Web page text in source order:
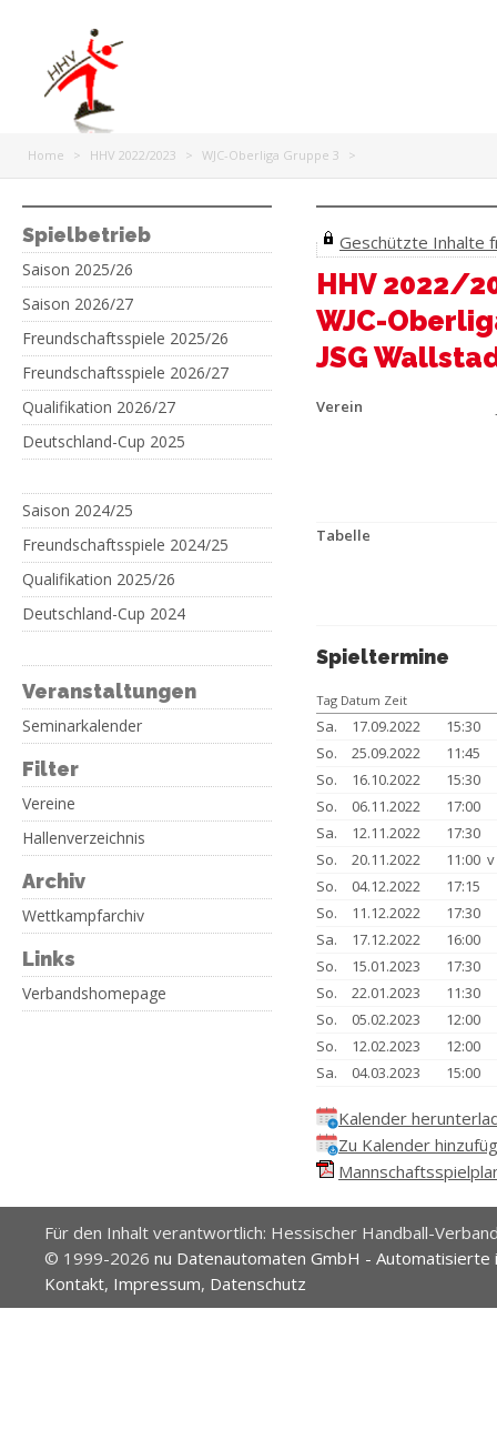
Home > HHV 2022/2023 > WJC-Oberliga Gruppe 3 >
Spielbetrieb
Saison 2025/26
Saison 2026/27
Freundschaftsspiele 2025/26
Freundschaftsspiele 2026/27
Qualifikation 2026/27
Deutschland-Cup 2025
Saison 2024/25
Freundschaftsspiele 2024/25
Qualifikation 2025/26
Deutschland-Cup 2024
Veranstaltungen
Seminarkalender
Filter
Vereine
Hallenverzeichnis
Archiv
Wettkampfarchiv
Links
Verbandshomepage
Geschützte Inhalte
HHV 2022/
WJC-
JSG
Verein
Tabelle
Spieltermine
Tag Datum Zeit
Sa. 17.09.2022
15:30
So.
25.09.2022
11:45
So.
16.10.2022
15:30
So.
06.11.2022
17:00
Sa.
12.11.2022
17:30
So.
20.11.2022
11:00
So.
04.12.2022
17:15
So.
11.12.2022
17:30
Sa.
17.12.2022
16:00
So.
15.01.2023
17:30
So.
22.01.2023
11:30
So.
05.02.2023
12:00
So.
12.02.2023
12:00
Sa.
04.03.2023 15:00
Kalender
Zu Kalender
Für den Inhalt verantwortlich: Hessischer Handball-
© 1999-2026 nu Datenautomaten GmbH -
Kontakt, Impressum, Datenschutz